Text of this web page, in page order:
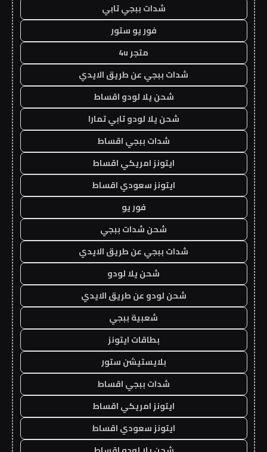
شدات ببجي تابي
فور يو ستور
متجر 4u
شدات ببجي عن طريق الايدي
شحن يلا لودو اقساط
شحن يلا لودو تابي تمارا
شدات ببجي اقساط
ايتونز امريكي اقساط
ايتونز سعودي اقساط
فور يو
شحن شدات ببجي
شدات ببجي عن طريق الايدي
شحن يلا لودو
شحن لودو عن طريق الايدي
شعبية ببجي
بطاقات ايتونز
بلايستيشن ستور
شدات ببجي اقساط
ايتونز امريكي اقساط
ايتونز سعودي اقساط